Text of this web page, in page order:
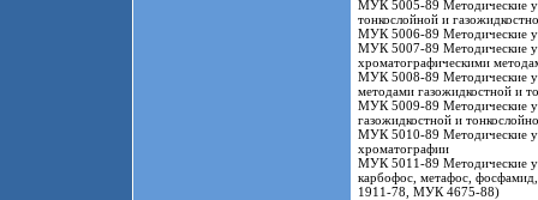
МУК 5005-89 Методические
тонкослойной и
МУК 5006-89 Методические
МУК 5007-89 Методические
хроматографическими
МУК 5008-89 Методические
методами газожидкостной и
МУК 5009-89 Методические
газожидкостной и
МУК 5010-89 Методические
хроматографии
МУК 5011-89 Методические
карбофос, метафос,
1911-78, МУК 4675-88)